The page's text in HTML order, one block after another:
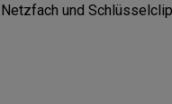
und Schlüsselclip